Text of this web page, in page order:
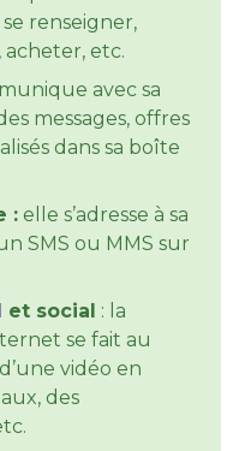
renseigner,
etc.
avec sa
messages, offres
dans sa boîte
: elle s’adresse à sa
SMS ou MMS sur
et social : la
se fait au
vidéo en
des